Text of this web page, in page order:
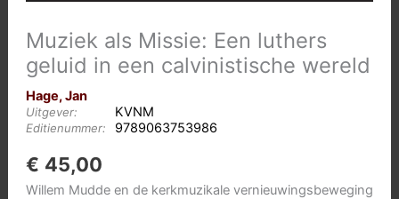
Muziek als Missie: Een luthers
geluid in een calvinistische wereld
Hage, Jan
Uitgever: KVNM
Editienummer: 9789063753986
€ 45,00
Willem Mudde en de kerkmuzikale vernieuwingsbeweging